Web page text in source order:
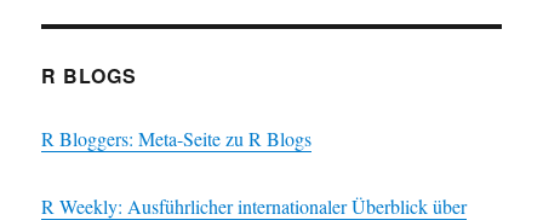
R BLOGS
R Bloggers: Meta-Seite zu R Blogs
R Weekly: Ausführlicher internationaler Überblick über